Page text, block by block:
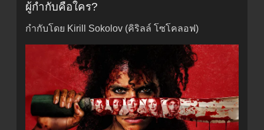
ผู้กำกับคือใคร?
กำกับโดย Kirill Sokolov (คิริลล์ โซโคลอฟ)